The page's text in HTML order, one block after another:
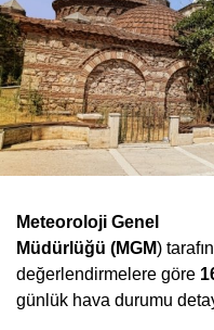
Meteoroloji Genel
Müdürlüğü (MGM)
değerlendirmelere göre
günlük hava durumu